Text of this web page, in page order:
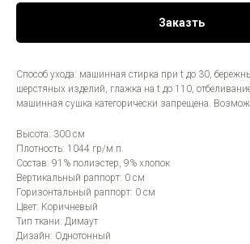
Заказть
Способ ухода: машинная стирка при t до 30,
шерстяных изделий, глажка на t до 110,
машинная сушка категорически запрещена.
Высота: 300 см
Плотность: 1044 гр/м.п.
Состав: 91% полиэстер, 9% хлопок
Вертикальный раппорт: 0 см
Горизонтальный раппорт: 0 см
Цвет: Коричневый
Тип ткани: Димаут
Дизайн: Однотонный